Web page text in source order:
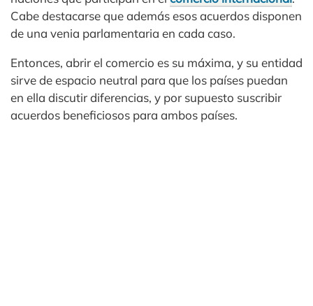
Cabe destacarse que además esos acuerdos disponen
de una venia parlamentaria en cada caso.
Entonces, abrir el comercio es su máxima, y su entidad
sirve de espacio neutral para que los países puedan
en ella discutir diferencias, y por supuesto suscribir
acuerdos beneficiosos para ambos países.